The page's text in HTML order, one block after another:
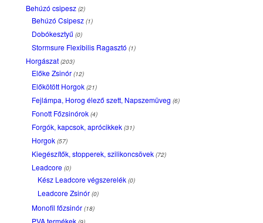
Behúzó csipesz (2)
Behúzó Csipesz (1)
Dobókesztyű (0)
Stormsure Flexibilis Ragasztó (1)
Horgászat (203)
Előke Zsinór (12)
Előkötött Horgok (21)
Fejlámpa, Horog élező szett, Napszemüveg (6)
Fonott Főzsinórok (4)
Forgók, kapcsok, aprócikkek (31)
Horgok (57)
Kiegészítők, stopperek, szilikoncsövek (72)
Leadcore (0)
Kész Leadcore végszerelék (0)
Leadcore Zsinór (0)
Monofil főzsinór (18)
PVA termékek